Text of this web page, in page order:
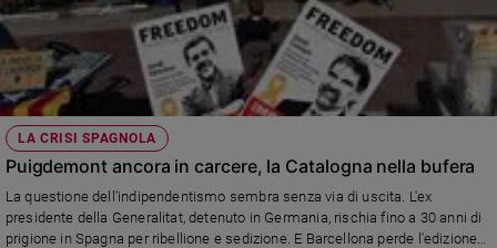
LA CRISI SPAGNOLA
Puigdemont ancora in carcere, la Catalogna nella bufera
La questione dell'indipendentismo sembra senza via di uscita. L'ex
presidente della Generalitat, detenuto in Germania, rischia fino a 30 anni di
prigione in Spagna per ribellione e sedizione. E Barcellona perde l'edizione